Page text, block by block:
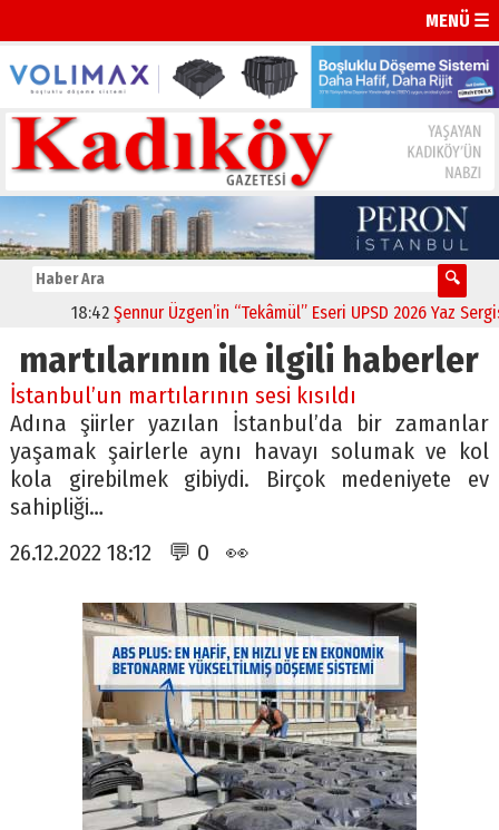
MENÜ ☰
18:42 Şennur Üzgen’in “Tekâmül” Eseri UPSD 2026 Yaz
martılarının ile ilgili haberler
İstanbul’un martılarının sesi kısıldı
Adına şiirler yazılan İstanbul’da bir zamanlar
yaşamak şairlerle aynı havayı solumak ve kol
kola girebilmek gibiydi. Birçok medeniyete ev
sahipliği…
26.12.2022 18:12 💬 0 👀